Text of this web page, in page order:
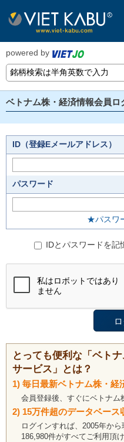
powered by
ベトナム株・経済情報会員ロ
ID（登録Eメールアドレス）
パスワード
★パスワ
IDとパスワードを記
とっても便利な「ベト
サービス」とは？
1) 毎日最新ベトナム株・経
会員登録後、すぐにベトナム
2) 15万件超のデータベー
ログインすれば、2005年か
186,980件がすべてご利用頂